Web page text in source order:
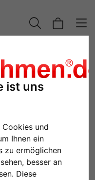
ist uns
und
Ihnen ein
zu ermöglichen
besser an
Diese